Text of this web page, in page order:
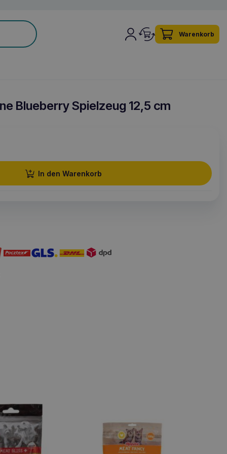
Warenkorb
Blueberry Spielzeug 12,5 cm
In den Warenkorb